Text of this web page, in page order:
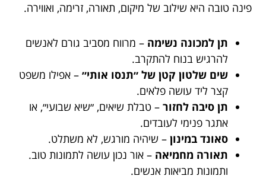
פינה טובה היא שילוב של מיקום, תאורה, זרימה, ואווירה.
תן למכונה נשימה – מרווח מסביב גורם לאנשים
להרגיש בנוח להתקרב.
שים שלטון קטן של ״תנסו אותי״ – אפילו משפט
קצר ליד עושה פלאים.
תן סיבה לחזור – טבלת שיאים, ״שיא שבועי״, או
אתגר פנימי לעובדים.
סאונד במינון – שיהיה מורגש, לא משתלט.
תאורה מחמיאה – אור נכון עושה לתמונות טוב.
ותמונות מביאות אנשים.